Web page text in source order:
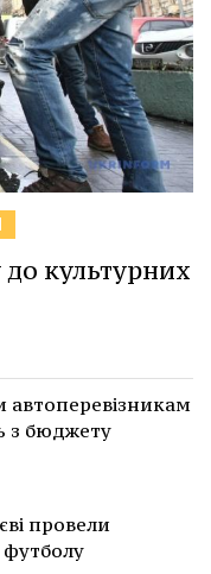
культурних
автоперевізникам
з бюджету
провели